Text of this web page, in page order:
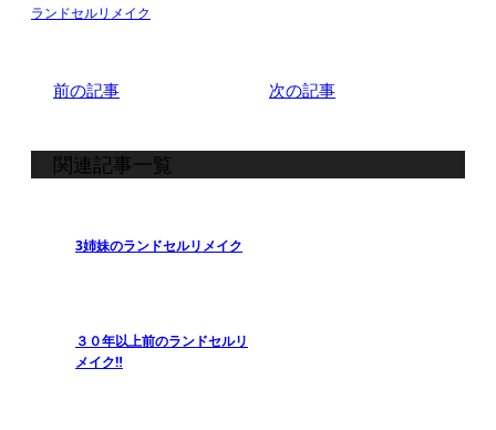
ランドセルリメイク
前の記事 次の記事
関連記事一覧
3姉妹のランドセルリメイク
３０年以上前のランドセルリ
メイク‼️